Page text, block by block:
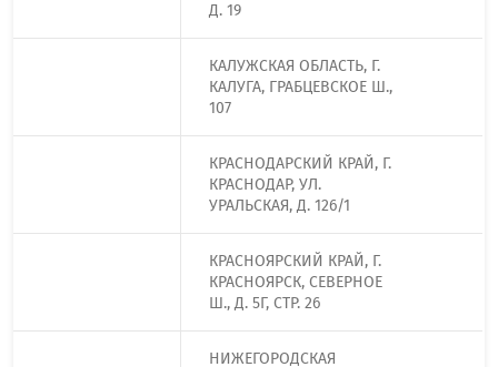
Д. 19
КАЛУЖСКАЯ ОБЛАСТЬ, Г.
КАЛУГА, ГРАБЦЕВСКОЕ Ш.,
107
КРАСНОДАРСКИЙ КРАЙ, Г.
КРАСНОДАР, УЛ.
УРАЛЬСКАЯ, Д. 126/1
КРАСНОЯРСКИЙ КРАЙ, Г.
КРАСНОЯРСК, СЕВЕРНОЕ
Ш., Д. 5Г, СТР. 26
НИЖЕГОРОДСКАЯ